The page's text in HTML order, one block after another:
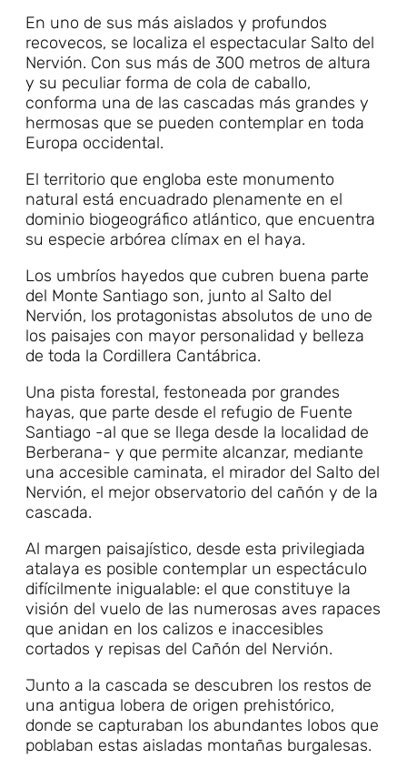
En uno de sus más aislados y profundos
recovecos, se localiza el espectacular Salto del
Nervión. Con sus más de 300 metros de altura
y su peculiar forma de cola de caballo,
conforma una de las cascadas más grandes y
hermosas que se pueden contemplar en toda
Europa occidental.
El territorio que engloba este monumento
natural está encuadrado plenamente en el
dominio biogeográfico atlántico, que encuentra
su especie arbórea clímax en el haya.
Los umbríos hayedos que cubren buena parte
del Monte Santiago son, junto al Salto del
Nervión, los protagonistas absolutos de uno de
los paisajes con mayor personalidad y belleza
de toda la Cordillera Cantábrica.
Una pista forestal, festoneada por grandes
hayas, que parte desde el refugio de Fuente
Santiago -al que se llega desde la localidad de
Berberana- y que permite alcanzar, mediante
una accesible caminata, el mirador del Salto del
Nervión, el mejor observatorio del cañón y de la
cascada.
Al margen paisajístico, desde esta privilegiada
atalaya es posible contemplar un espectáculo
difícilmente inigualable: el que constituye la
visión del vuelo de las numerosas aves rapaces
que anidan en los calizos e inaccesibles
cortados y repisas del Cañón del Nervión.
Junto a la cascada se descubren los restos de
una antigua lobera de origen prehistórico,
donde se capturaban los abundantes lobos que
poblaban estas aisladas montañas burgalesas.